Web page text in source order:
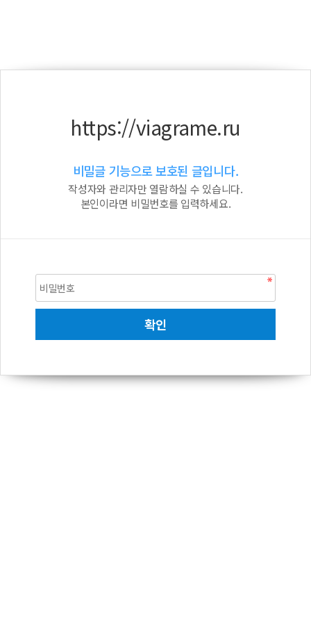
https://viagrame.ru
비밀글 기능으로 보호된 글입니다.
작성자와 관리자만 열람하실 수 있습니다.
본인이라면 비밀번호를 입력하세요.